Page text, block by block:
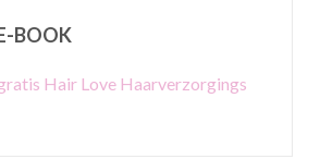
BOOK
Hair Love Haarverzorgings